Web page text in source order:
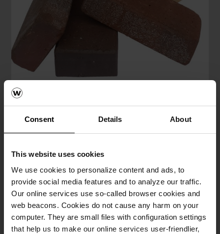
Consent Details About
This website uses cookies
We use cookies to personalize content and ads, to
provide social media features and to analyze our traffic.
Our online services use so-called browser cookies and
web beacons. Cookies do not cause any harm on your
computer. They are small files with configuration settings
that help us to make our online services user-friendlier,
Apie trinkeles
Skaityti daugiau